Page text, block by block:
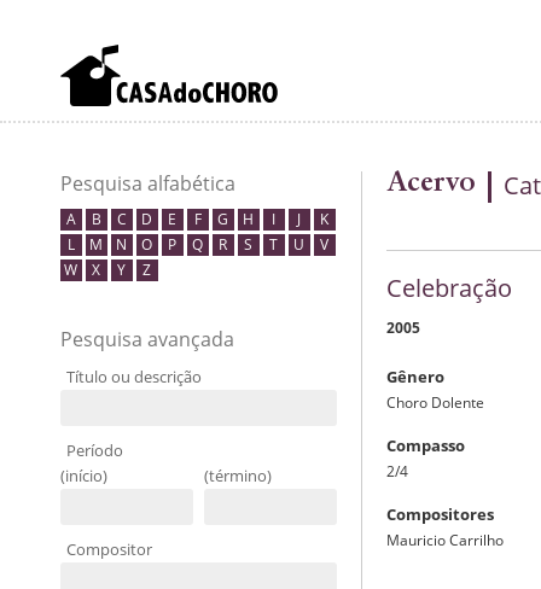
Pesquisa alfabética
A B C D E F G H I J
K
L
M N O P Q R S T U
V
W
X Y Z
Pesquisa avançada
Título ou descrição
Período
(início)
(término)
Compositor
Acervo
Celebração
2005
Gênero
Choro Dolente
Compasso
2/4
Compositores
Mauricio Carrilho